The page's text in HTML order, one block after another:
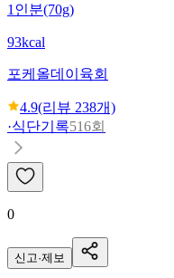
1인분(70g)
93kcal
포케올데이 육회
4.9(리뷰 238개)
·식단기록516회
0
신고·제보